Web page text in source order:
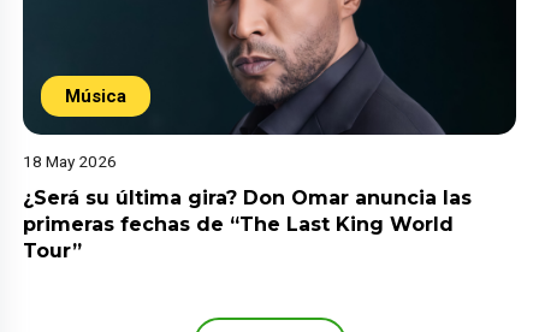
Música
18 May 2026
¿Será su última gira? Don Omar anuncia las
primeras fechas de “The Last King World
Tour”